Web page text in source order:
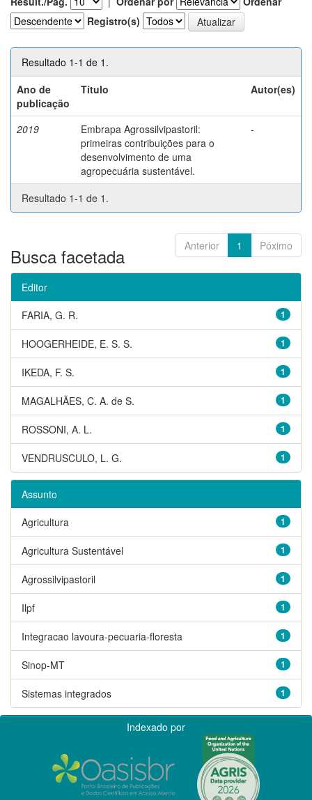
Registro(s)
Resultado 1-1 de 1.
Ano de
publicação
Título Autor(es)
2019
Embrapa Agrossilvipastoril:
primeiras contribuições para o
desenvolvimento de uma
agropecuária sustentável.
-
Resultado 1-1 de 1.
Anterior 1 Póximo
Busca facetada
Editor
1
FARIA, G. R.
1
HOOGERHEIDE, E. S. S.
1
IKEDA, F. S.
1
MAGALHÃES, C. A. de S.
1
ROSSONI, A. L.
1
VENDRUSCULO, L. G.
Assunto
1
Agricultura
1
Agricultura Sustentável
1
Agrossilvipastoril
1
Ilpf
1
Integracao lavoura-pecuaria-floresta
1
Sinop-MT
1
Sistemas integrados
Indexado por